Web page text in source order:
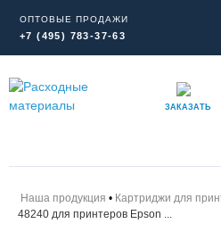
ОПТОВЫЕ ПРОДАЖИ
+7 (495) 783-37-63
ЗАКАЗАТЬ
Наша продукция Картриджи для
48240 для принтеров Epson ...